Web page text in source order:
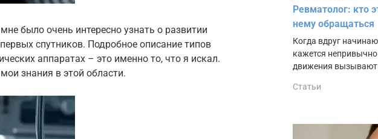
было очень интересно узнать о развитии
спутников. Подробное описание типов
аппаратах – это именно то, что я искал.
знания в этой области.
Ревматолог: кто
нему обращаться
Когда вдруг
кажется
движения вызывают
Статьи